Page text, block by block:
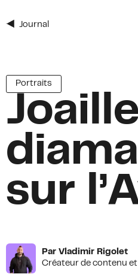
Journal
Portraits
sur
Par Vladimir Rigolet
Créateur de contenu
Prénom
Prénom
Adresse
ZIP / Postal Code*